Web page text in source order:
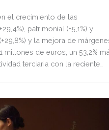
el crecimiento de las
patrimonial (+5,1%) y
y la mejora de
millones de euros, un 53,2%
terciaria con la reciente